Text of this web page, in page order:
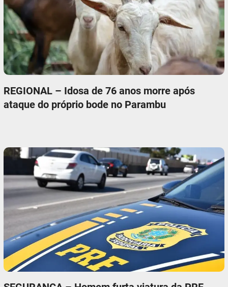
REGIONAL – Idosa de 76 anos morre após
ataque do próprio bode no Parambu